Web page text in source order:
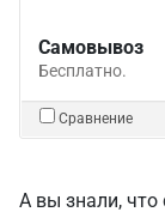
Самовывоз
Бесплатно.
Сравнение
А вы знали, что